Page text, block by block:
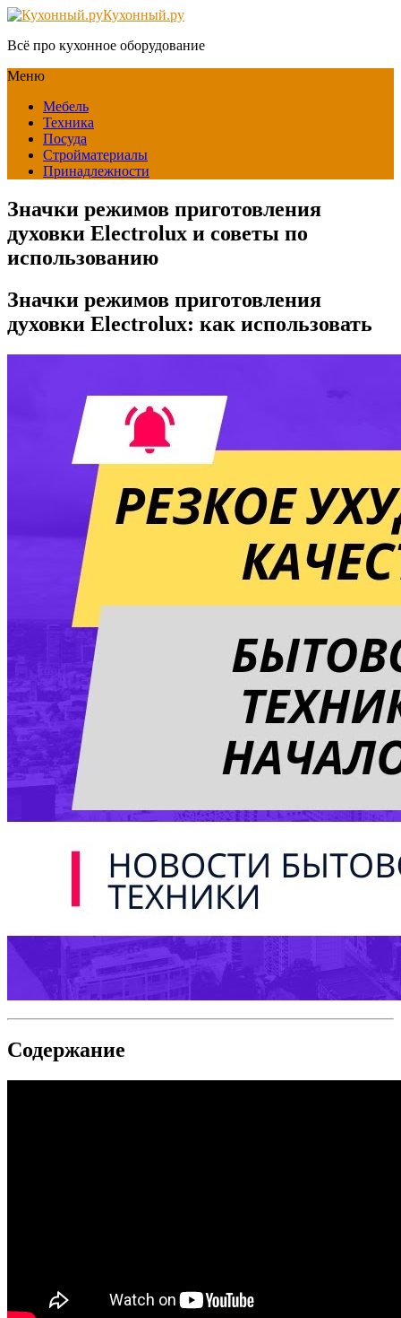
Кухонный.ру
Всё про кухонное оборудование
Меню
Мебель
Техника
Посуда
Стройматериалы
Принадлежности
Значки режимов приготовления
духовки Electrolux и советы по
использованию
Значки режимов приготовления
духовки Electrolux: как использовать
Содержание